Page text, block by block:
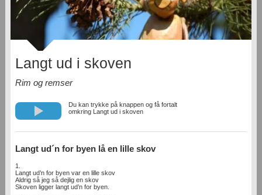
Langt ud i skoven
Rim og remser
Du kan trykke på knappen og få fortalt
omkring Langt ud i skoven
Langt ud´n for byen lå en lille skov
1.
Langt ud’n for byen var en lille skov
Aldrig så jeg så dejlig en skov
Skoven ligger langt ud’n for byen.